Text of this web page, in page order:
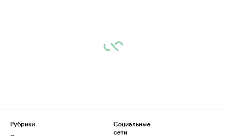
Рубрики
Социальные
сети